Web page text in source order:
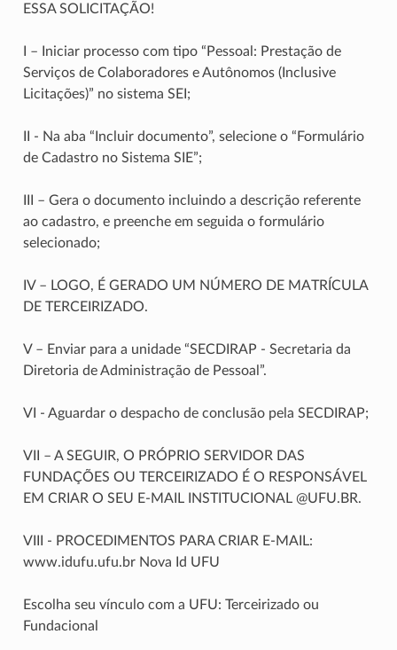
ESSA SOLICITAÇÃO!
I – Iniciar processo com tipo “Pessoal: Prestação de
Serviços de Colaboradores e Autônomos (Inclusive
Licitações)” no sistema SEI;
II - Na aba “Incluir documento”, selecione o “Formulário
de Cadastro no Sistema SIE”;
III – Gera o documento incluindo a descrição referente
ao cadastro, e preenche em seguida o formulário
selecionado;
IV – LOGO, É GERADO UM NÚMERO DE MATRÍCULA
DE TERCEIRIZADO.
V – Enviar para a unidade “SECDIRAP - Secretaria da
Diretoria de Administração de Pessoal”.
VI - Aguardar o despacho de conclusão pela SECDIRAP;
VII – A SEGUIR, O PRÓPRIO SERVIDOR DAS
FUNDAÇÕES OU TERCEIRIZADO É O RESPONSÁVEL
EM CRIAR O SEU E-MAIL INSTITUCIONAL @UFU.BR.
VIII - PROCEDIMENTOS PARA CRIAR E-MAIL:
www.idufu.ufu.br Nova Id UFU
Escolha seu vínculo com a UFU: Terceirizado ou
Fundacional